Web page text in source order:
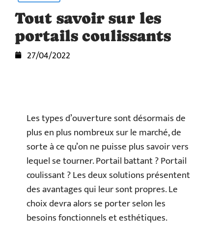
Tout savoir sur les
portails coulissants
27/04/2022
Les types d’ouverture sont désormais de
plus en plus nombreux sur le marché, de
sorte à ce qu’on ne puisse plus savoir vers
lequel se tourner. Portail battant ? Portail
coulissant ? Les deux solutions présentent
des avantages qui leur sont propres. Le
choix devra alors se porter selon les
besoins fonctionnels et esthétiques.